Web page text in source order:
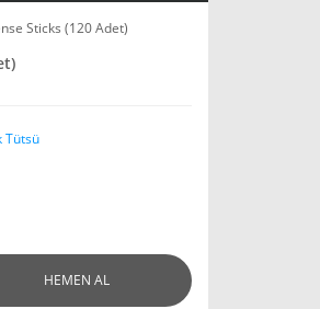
Sticks (120 Adet)
Tütsü
HEMEN AL